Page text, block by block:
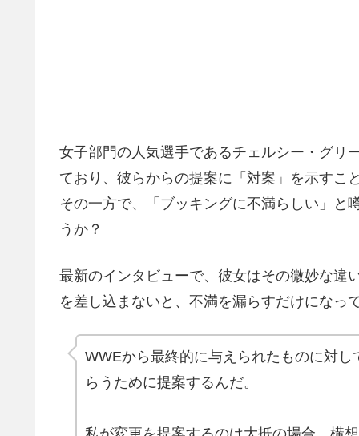
女子部門の人気選手であるチェルシー・グリ
ており、彼らからの提案に「対案」を示すこ
その一方で、「ブッキングに不満らしい」と
うか？
最新のインタビューで、彼女はその微妙な違
を差し込まないと、不満を漏らすだけになっ
WWEから最終的に与えられたものに対
らうために提案するんだ。